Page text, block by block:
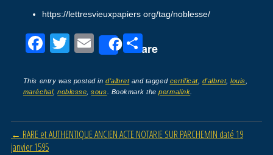
https://lettresvieuxpapiers org/tag/noblesse/
F
c
e
b
o
T
tt
er
E
ail
Share
P
ta
g
er
This entry was posted ind'albretand tagged certificat, d'albret,louis
maréchal,noblesse ,sous . Bookmark thepermalink
Post navigation
← RARE et AUTHENTIQUE ANCIEN ACTE NOTARIE SUR PARCHEMIN daté 19
janvier 1595